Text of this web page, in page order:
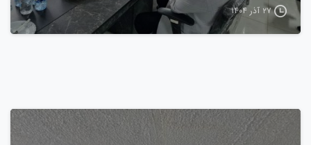
۲۷ آذر ۱۴۰۴
0